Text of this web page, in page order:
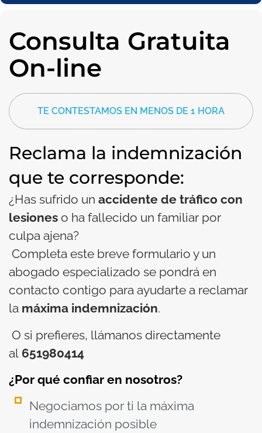
Consulta Gratuita
On-line
TE CONTESTAMOS EN MENOS DE 1 HORA
Reclama la indemnización
que te corresponde:
¿Has sufrido un accidente de tráfico con
lesiones o ha fallecido un familiar por
culpa ajena?
Completa este breve formulario y un
abogado especializado se pondrá en
contacto contigo para ayudarte a reclamar
la máxima indemnización.
O si prefieres, llámanos directamente
al 651980414
¿Por qué confiar en nosotros?
Negociamos por ti la máxima
indemnización posible